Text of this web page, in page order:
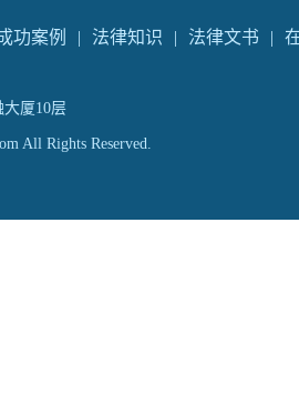
功案例 | 法律知识 | 法律文书 |
厦10层
All Rights Reserved.